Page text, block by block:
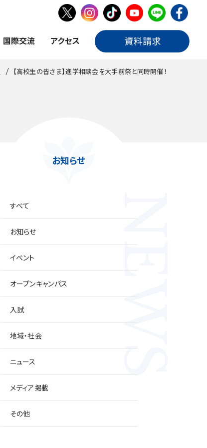
国際交流 アクセス
【高校生の皆さま】進学相談会を大手前祭と同時開催！
お知らせ
NEWS
すべて
お知らせ
イベント
オープンキャンパス
入試
地域・社会
ニュース
メディア掲載
その他